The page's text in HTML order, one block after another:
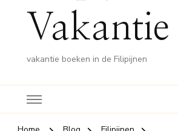
Vakantie
vakantie boeken in de Filipijnen